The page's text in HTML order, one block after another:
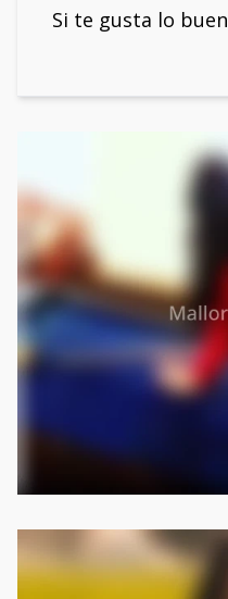
Si te gusta lo